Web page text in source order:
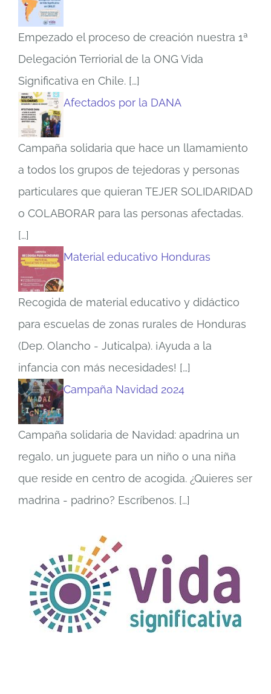
Empezado el proceso de creación nuestra 1ª
Delegación Terriorial de la ONG Vida
Significativa en Chile. […]
Afectados por la DANA
Campaña solidaria que hace un llamamiento
a todos los grupos de tejedoras y personas
particulares que quieran TEJER SOLIDARIDAD
o COLABORAR para las personas afectadas.
[…]
Material educativo Honduras
Recogida de material educativo y didáctico
para escuelas de zonas rurales de Honduras
(Dep. Olancho - Juticalpa). ¡Ayuda a la
infancia con más necesidades! […]
Campaña Navidad 2024
Campaña solidaria de Navidad: apadrina un
regalo, un juguete para un niño o una niña
que reside en centro de acogida. ¿Quieres ser
madrina - padrino? Escríbenos. […]